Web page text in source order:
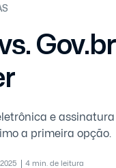
e assinatura
a primeira opção.
4 min. de leitura